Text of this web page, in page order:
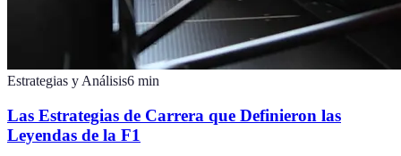
Estrategias y Análisis6 min
Las Estrategias de Carrera que Definieron las
Leyendas de la F1